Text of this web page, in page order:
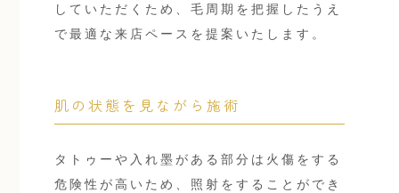
していただくため、毛周期を把握したうえ
で最適な来店ペースを提案いたします。
肌の状態を見ながら施術
タトゥーや入れ墨がある部分は火傷をする
危険性が高いため、照射をすることができ